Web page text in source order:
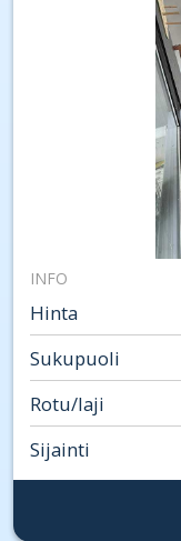
INFO
Hinta
Sukupuoli
Rotu/laji
Sijainti